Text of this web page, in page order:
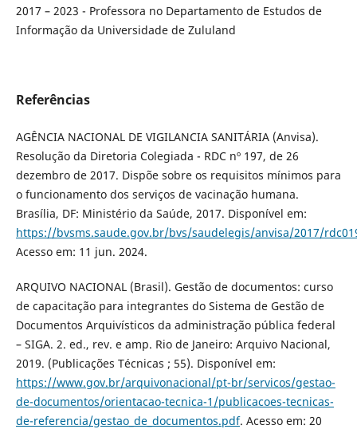
2017 – 2023 - Professora no Departamento de Estudos de
Informação da Universidade de Zululand
Referências
AGÊNCIA NACIONAL DE VIGILANCIA SANITÁRIA (Anvisa).
Resolução da Diretoria Colegiada - RDC nº 197, de 26
dezembro de 2017. Dispõe sobre os requisitos mínimos para
o funcionamento dos serviços de vacinação humana.
Brasília, DF: Ministério da Saúde, 2017. Disponível em:
https://bvsms.saude.gov.br/bvs/saudelegis/anvisa/2017/
Acesso em: 11 jun. 2024.
ARQUIVO NACIONAL (Brasil). Gestão de documentos: curso
de capacitação para integrantes do Sistema de Gestão de
Documentos Arquivísticos da administração pública federal
– SIGA. 2. ed., rev. e amp. Rio de Janeiro: Arquivo Nacional,
2019. (Publicações Técnicas ; 55). Disponível em:
https://www.gov.br/arquivonacional/pt-br/servicos/gestao-
de-documentos/orientacao-tecnica-1/publicacoes-tecnicas-
de-referencia/gestao_de_documentos.pdf. Acesso em: 20